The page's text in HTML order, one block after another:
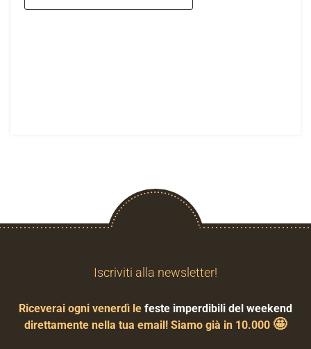
Iscriviti alla newsletter!
Riceverai ogni venerdì le feste imperdibili del weekend
direttamente nella tua email! Siamo già in 10.000 🤩